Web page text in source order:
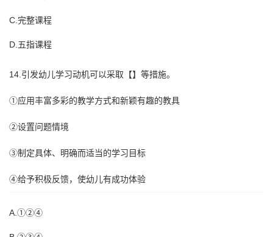
C.完整课程
D.五指课程
14.引发幼儿学习动机可以采取【】等措施。
①应用丰富多彩的教学方式和新颖有趣的教具
②设置问题情境
③制定具体、明确而适当的学习目标
④给予积极反馈，使幼儿有成功体验
A.①②④